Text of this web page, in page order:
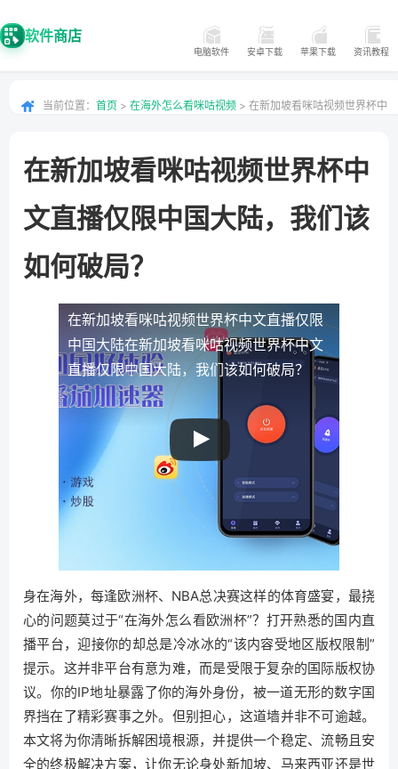
软件商店
电脑软件 安卓下载 苹果下载 资讯教程
当前位置： 首页 > 在海外怎么看咪咕视频 > 在新加坡看咪咕视频世界杯中
在新加坡看咪咕视频世界杯中
文直播仅限中国大陆，我们该
如何破局？
在新加坡看咪咕视频世界杯中文直播仅限
中国大陆在新加坡看咪咕视频世界杯中文
直播仅限中国大陆，我们该如何破局？
身在海外，每逢欧洲杯、NBA总决赛这样的体育盛宴，最挠
心的问题莫过于“在海外怎么看欧洲杯”？打开熟悉的国内直
播平台，迎接你的却总是冷冰冰的“该内容受地区版权限制”
提示。这并非平台有意为难，而是受限于复杂的国际版权协
议。你的IP地址暴露了你的海外身份，被一道无形的数字国
界挡在了精彩赛事之外。但别担心，这道墙并非不可逾越。
本文将为你清晰拆解困境根源，并提供一个稳定、流畅且安
全的终极解决方案，让你无论身处新加坡、马来西亚还是世